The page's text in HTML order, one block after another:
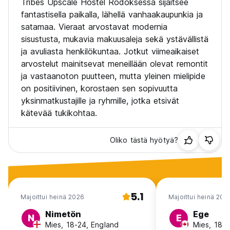
Cancellation policy: Free cancellation up to 60 days before
arrival
Late cancellations or no-shows: charged the first night’s
stay
🎒 Why Choose Tribes?
If you’re looking for a centrally located, affordable, and
comfortable place to stay in Rhodes, Tribes Upscale Hostel
is the perfect choice. We welcome travellers from all walks
of life – solo adventurers, remote workers, island hoppers,
We look forward to hosting you in Rhodes!
Tribes Upscale Hostel Rodoksessa sijaitsee
fantastisella paikalla, lähellä vanhaakaupunkia ja
satamaa. Vieraat arvostavat modernia
sisustusta, mukavia makuusaleja sekä ystävällistä
ja avuliasta henkilökuntaa. Jotkut viimeaikaiset
arvostelut mainitsevat meneillään olevat remontit
ja vastaanoton puutteen, mutta yleinen mielipide
on positiivinen, korostaen sen sopivuutta
yksinmatkustajille ja ryhmille, jotka etsivät
kätevää tukikohtaa.
Oliko tästä hyötyä?
Majoittui heinä 2026 5.1
N Nimetön
Mies, 18-24, England
Majoittui heinä
E Ege
Mies, 18-